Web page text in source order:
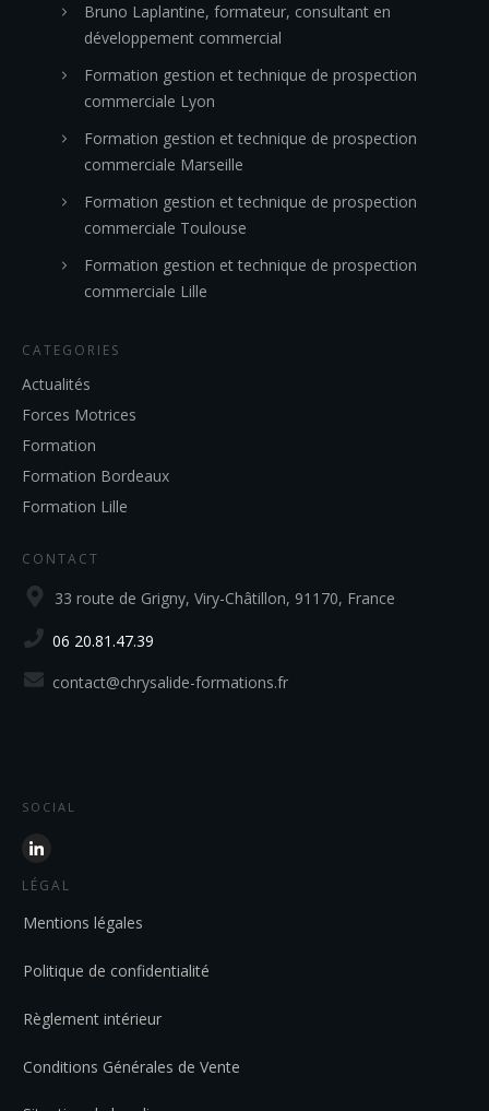
Bruno Laplantine, formateur, consultant en
développement commercial
Formation gestion et technique de prospection
commerciale Lyon
Formation gestion et technique de prospection
commerciale Marseille
Formation gestion et technique de prospection
commerciale Toulouse
Formation gestion et technique de prospection
commerciale Lille
CATEGORIES
Actualités
Forces Motrices
Formation
Formation Bordeaux
Formation Lille
CONTACT
33 route de Grigny, Viry-Châtillon, 91170, France
06 20.81.47.39
contact@chrysalide-formations.fr
SOCIAL
LÉGAL
Mentions légales
Politique de confidentialité
Règlement intérieur
Conditions Générales de Vente